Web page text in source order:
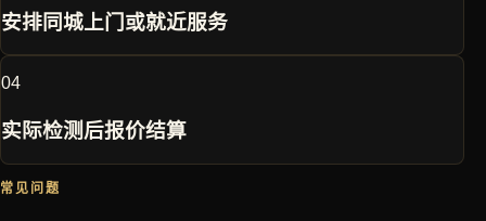
安排同城上门或就近服务
04
实际检测后报价结算
常见问题